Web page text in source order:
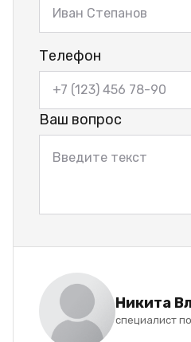
Телефон
Ваш вопрос
Никита
специалист